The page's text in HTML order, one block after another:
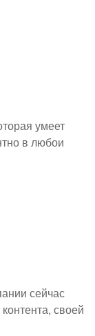
умеет
в любои
сейчас
своей